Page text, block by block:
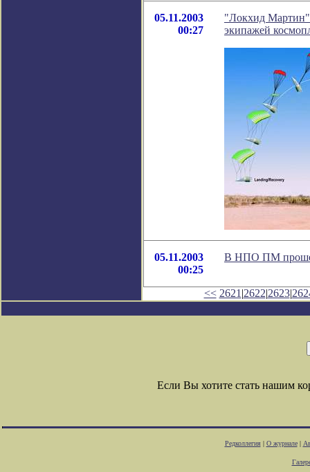
05.11.2003
00:27
"Локхид Мартин"
экипажей
05.11.2003
00:25
В НПО ПМ
<< 2621 |2622|2623|
Если Вы хотите стать нашим
Редколлегия| О журнале|